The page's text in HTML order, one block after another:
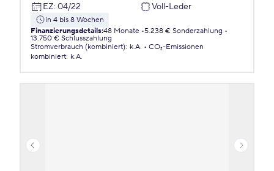
EZ: 04/22 Voll-Leder
in 4 bis 8 Wochen
Finanzierungsdetails:48 Monate 5.238 € Sonderzahlung
13.750 € Schlusszahlung
Stromverbrauch (kombiniert): k.A.
CO₂-Emissionen
kombiniert: k.A.